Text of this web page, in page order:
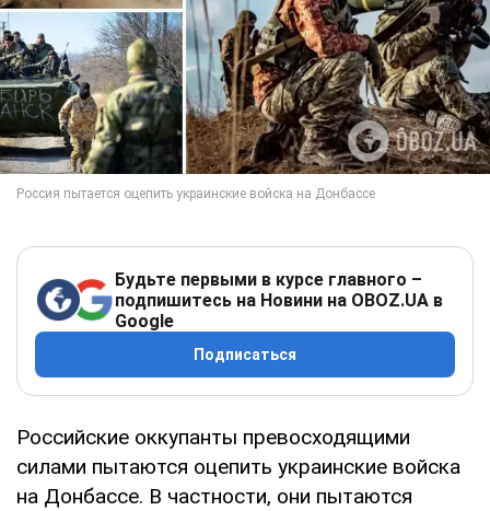
Будьте первыми в курсе главного –
подпишитесь на Новини на OBOZ.UA в
Google
Подписаться
Российские оккупанты превосходящими
силами пытаются оцепить украинские войска
на Донбассе. В частности, они пытаются